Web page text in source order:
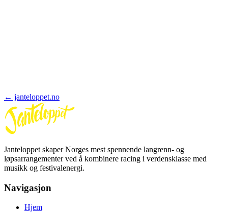
← janteloppet.no
Janteloppet skaper Norges mest spennende langrenn- og
løpsarrangementer ved å kombinere racing i verdensklasse med
musikk og festivalenergi.
Navigasjon
Hjem